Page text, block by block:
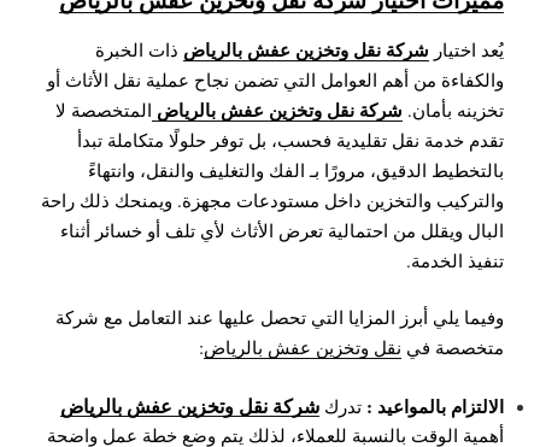
يُعد اختيار شركة نقل وتخزين عفش بالرياض ذات الخبرة
والكفاءة من أهم العوامل التي تضمن نجاح عملية نقل الأثاث أو
تخزينه بأمان. شركة نقل وتخزين عفش بالرياض المتخصصة لا
تقدم خدمة نقل تقليدية فحسب، بل توفر حلولًا متكاملة تبدأ
بالتخطيط الدقيق، مرورًا بـ الفك والتغليف والنقل، وانتهاءً
والتركيب والتخزين داخل مستودعات مجهزة. ويمنحك ذلك راحة
البال ويقلل من احتمالية تعرض الأثاث لأي تلف أو خسائر أثناء
تنفيذ الخدمة.
وفيما يلي أبرز المزايا التي تحصل عليها عند التعامل مع شركة
متخصصة في نقل وتخزين عفش بالرياض:
الالتزام بالمواعيد : تدرك شركة نقل وتخزين عفش بالرياض
أهمية الوقت بالنسبة للعملاء، لذلك يتم وضع خطة عمل واضحة